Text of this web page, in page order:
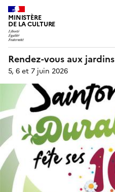
MINISTÈRE
DE LA CULTURE
Rendez-vous aux jardins
5, 6 et 7 juin 2026